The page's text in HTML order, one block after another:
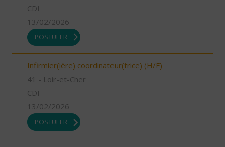
CDI
13/02/2026
POSTULER
Infirmier(ière) coordinateur(trice) (H/F)
41 - Loir-et-Cher
CDI
13/02/2026
POSTULER